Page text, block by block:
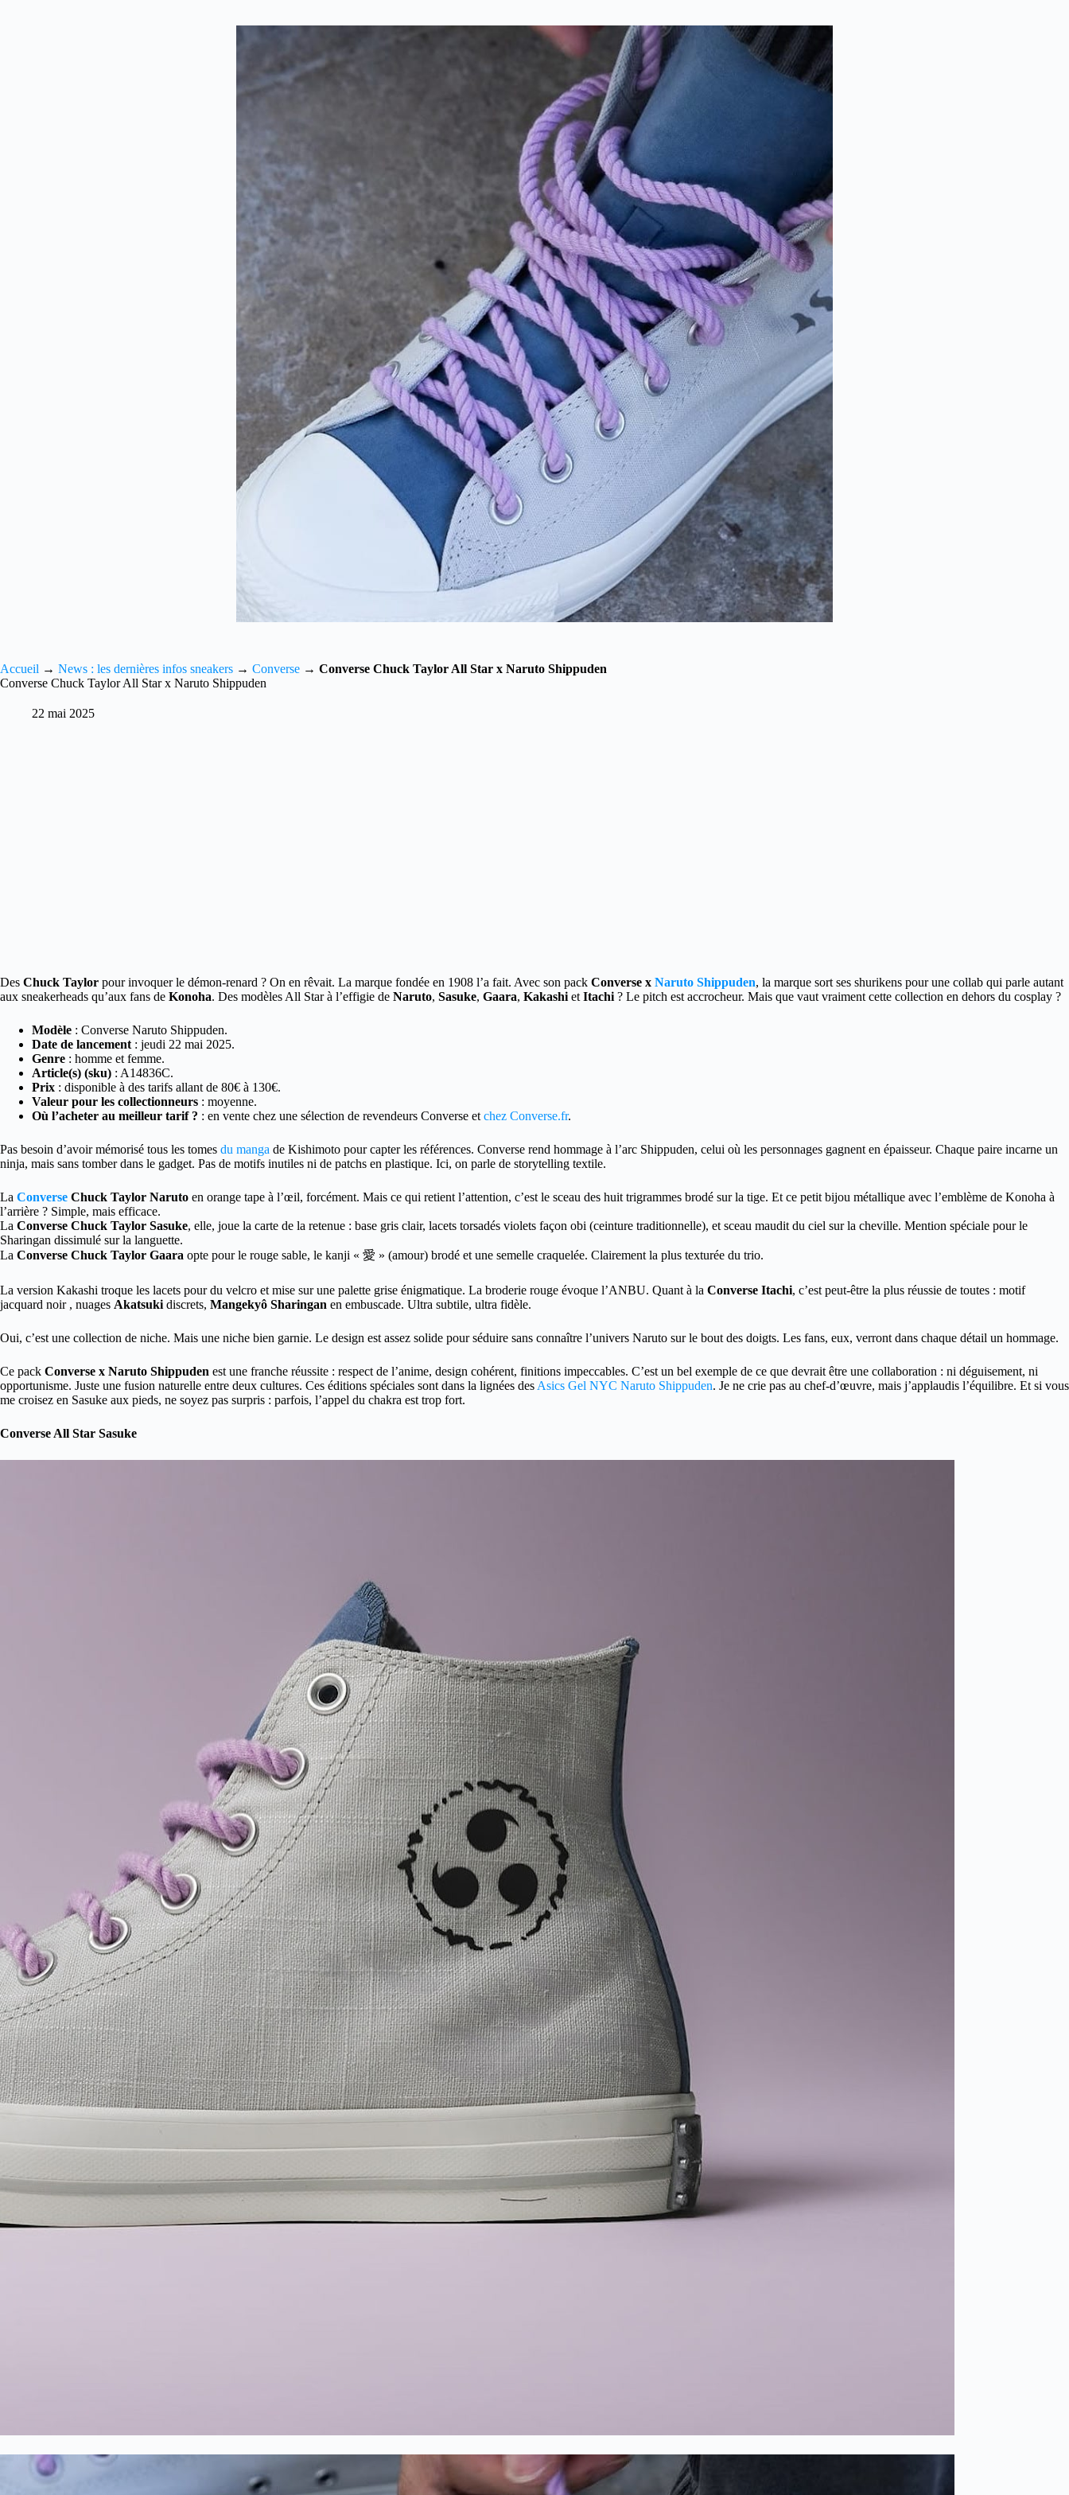
Accueil → News : les dernières infos sneakers → Converse → Converse Chuck Taylor All Star x Naruto Shippuden
Converse Chuck Taylor All Star x Naruto Shippuden
22 mai 2025
Des Chuck Taylor pour invoquer le démon-renard ? On en rêvait. La marque fondée en 1908 l’a fait. Avec son pack Converse x Naruto Shippuden, la marque sort ses shurikens pour une collab qui parle autant
aux sneakerheads qu’aux fans de Konoha. Des modèles All Star à l’effigie de Naruto, Sasuke, Gaara, Kakashi et Itachi ? Le pitch est accrocheur. Mais que vaut vraiment cette collection en dehors du cosplay ?
Modèle : Converse Naruto Shippuden.
Date de lancement : jeudi 22 mai 2025.
Genre : homme et femme.
Article(s) (sku) : A14836C.
Prix : disponible à des tarifs allant de 80€ à 130€.
Valeur pour les collectionneurs : moyenne.
Où l’acheter au meilleur tarif ? : en vente chez une sélection de revendeurs Converse et chez Converse.fr.
Pas besoin d’avoir mémorisé tous les tomes du manga de Kishimoto pour capter les références. Converse rend hommage à l’arc Shippuden, celui où les personnages gagnent en épaisseur. Chaque paire incarne un
ninja, mais sans tomber dans le gadget. Pas de motifs inutiles ni de patchs en plastique. Ici, on parle de storytelling textile.
La Converse Chuck Taylor Naruto en orange tape à l’œil, forcément. Mais ce qui retient l’attention, c’est le sceau des huit trigrammes brodé sur la tige. Et ce petit bijou métallique avec l’emblème de Konoha à
l’arrière ? Simple, mais efficace.
La Converse Chuck Taylor Sasuke, elle, joue la carte de la retenue : base gris clair, lacets torsadés violets façon obi (ceinture traditionnelle), et sceau maudit du ciel sur la cheville. Mention spéciale pour le
Sharingan dissimulé sur la languette.
La Converse Chuck Taylor Gaara opte pour le rouge sable, le kanji « 愛 » (amour) brodé et une semelle craquelée. Clairement la plus texturée du trio.
La version Kakashi troque les lacets pour du velcro et mise sur une palette grise énigmatique. La broderie rouge évoque l’ANBU. Quant à la Converse Itachi, c’est peut-être la plus réussie de toutes : motif
jacquard noir , nuages Akatsuki discrets, Mangekyô Sharingan en embuscade. Ultra subtile, ultra fidèle.
Oui, c’est une collection de niche. Mais une niche bien garnie. Le design est assez solide pour séduire sans connaître l’univers Naruto sur le bout des doigts. Les fans, eux, verront dans chaque détail un hommage.
Ce pack Converse x Naruto Shippuden est une franche réussite : respect de l’anime, design cohérent, finitions impeccables. C’est un bel exemple de ce que devrait être une collaboration : ni déguisement, ni
opportunisme. Juste une fusion naturelle entre deux cultures. Ces éditions spéciales sont dans la lignées des Asics Gel NYC Naruto Shippuden. Je ne crie pas au chef-d’œuvre, mais j’applaudis l’équilibre. Et si vous
me croisez en Sasuke aux pieds, ne soyez pas surpris : parfois, l’appel du chakra est trop fort.
Converse All Star Sasuke